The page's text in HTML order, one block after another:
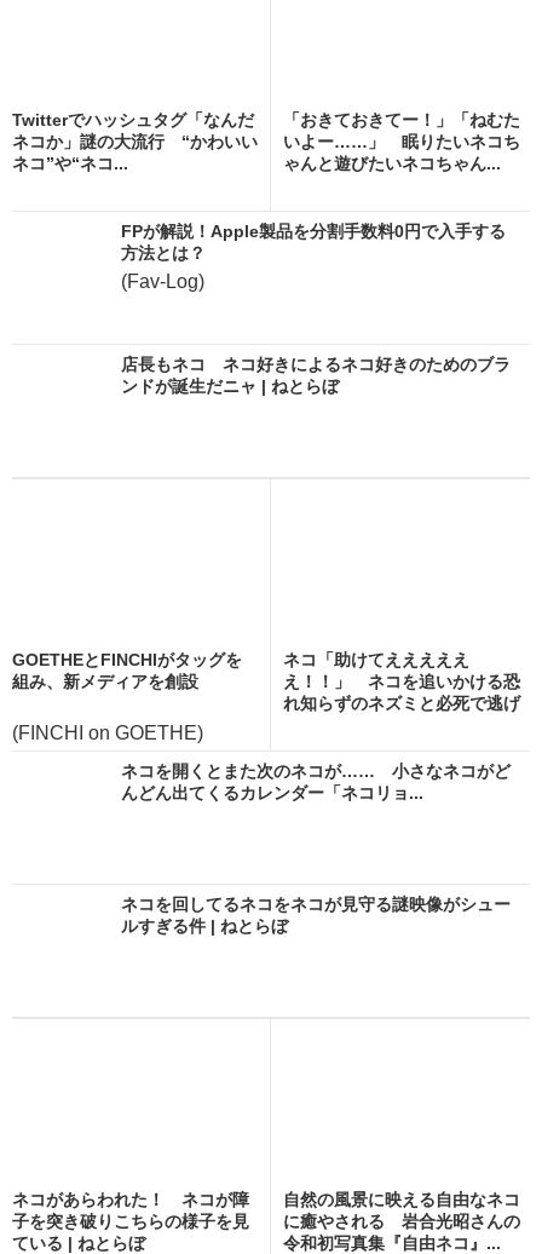
Twitterでハッシュタグ「なんだ
ネコか」謎の大流行 “かわいい
ネコ”や“ネコ...
「おきておきてー！」「ねむた
いよー……」 眠りたいネコち
ゃんと遊びたいネコちゃん...
FPが解説！Apple製品を分割手数料0円で入手する
方法とは？
(Fav-Log)
店長もネコ ネコ好きによるネコ好きのためのブラ
ンドが誕生だニャ | ねとらぼ
GOETHEとFINCHIがタッグを
組み、新メディアを創設
(FINCHI on GOETHE)
ネコ「助けてえええええ
え！！」 ネコを追いかける恐
れ知らずのネズミと必死で逃げ
ネコを開くとまた次のネコが…… 小さなネコがど
んどん出てくるカレンダー「ネコリョ...
ネコを回してるネコをネコが見守る謎映像がシュー
ルすぎる件 | ねとらぼ
ネコがあらわれた！ ネコが障
子を突き破りこちらの様子を見
ている | ねとらぼ
自然の風景に映える自由なネコ
に癒やされる 岩合光昭さんの
令和初写真集『自由ネコ』...